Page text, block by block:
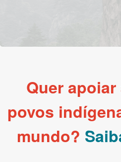
Quer
povos
mundo?